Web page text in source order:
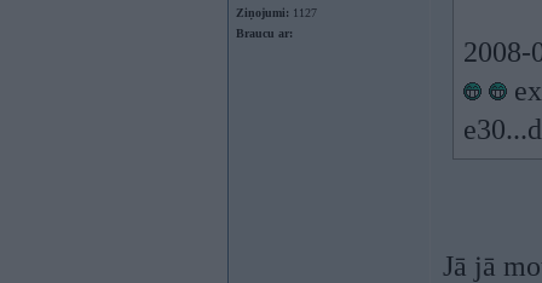
Ziņojumi: 1127
Braucu ar:
2008-
Jā jā